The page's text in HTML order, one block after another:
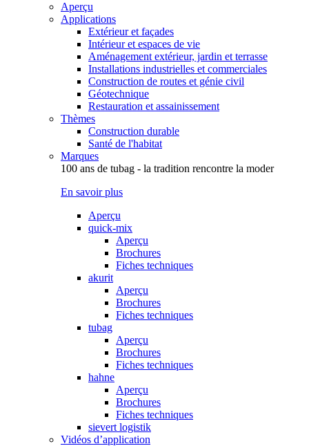
Aperçu
Applications
Extérieur et façades
Intérieur et espaces de vie
Aménagement extérieur, jardin et terrasse
Installations industrielles et commerciales
Construction de routes et génie civil
Géotechnique
Restauration et assainissement
Thèmes
Construction durable
Santé de l'habitat
Marques
100 ans de tubag - la tradition rencontre la moder
En savoir plus
Aperçu
quick-mix
Aperçu
Brochures
Fiches techniques
akurit
Aperçu
Brochures
Fiches techniques
tubag
Aperçu
Brochures
Fiches techniques
hahne
Aperçu
Brochures
Fiches techniques
sievert logistik
Vidéos d’application